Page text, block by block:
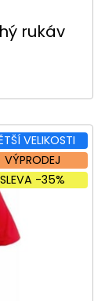
rukáv
VELIKOSTI
VÝPRODEJ
SLEVA -35%